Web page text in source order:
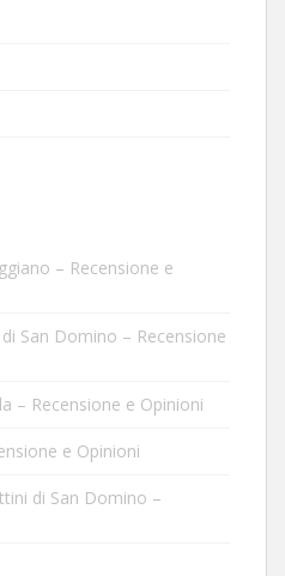
– Recensione e
San Domino – Recensione
– Recensione e Opinioni
e Opinioni
di San Domino –